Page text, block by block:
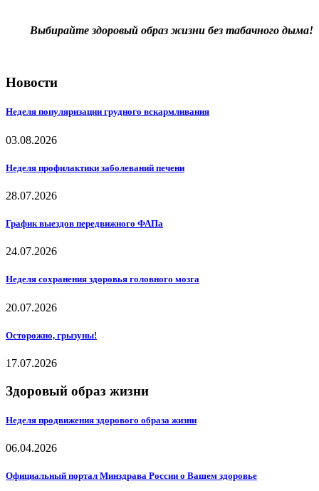
Выбирайте здоровый образ жизни без табачного дыма!
Новости
Неделя популяризации грудного вскармливания
03.08.2026
Неделя профилактики заболеваний печени
28.07.2026
График выездов передвижного ФАПа
24.07.2026
Неделя сохранения здоровья головного мозга
20.07.2026
Осторожно, грызуны!
17.07.2026
Здоровый образ жизни
Неделя продвижения здорового образа жизни
06.04.2026
Официальный портал Минздрава России о Вашем здоровье